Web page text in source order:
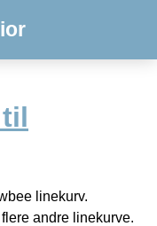
linekurv.
andre linekurve.